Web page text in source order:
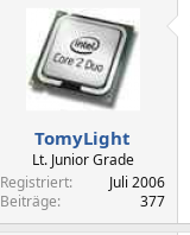
TomyLight
Lt. Junior Grade
Registriert
Juli 2006
Beiträge
377